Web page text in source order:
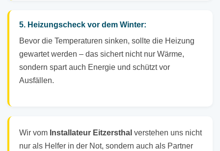
5. Heizungscheck vor dem Winter:
Bevor die Temperaturen sinken, sollte die Heizung
gewartet werden – das sichert nicht nur Wärme,
sondern spart auch Energie und schützt vor
Ausfällen.
Wir vom Installateur Eitzersthal verstehen uns nicht
nur als Helfer in der Not, sondern auch als Partner